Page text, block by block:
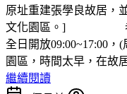
原址重建張學良故居，
文化園區。] 老照
全日開放09:00~17:00，
園區，時間太早，在故
繼續閱讀